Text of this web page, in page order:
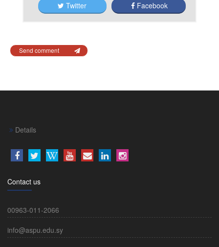
Twitter Facebook
Send comment
Details
Contact us
00963-011-2066
info@aspu.edu.sy